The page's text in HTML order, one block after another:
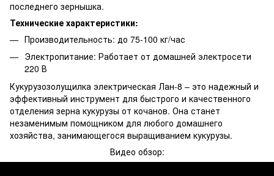
последнего зернышка.
Технические характеристики:
Производительность: до 75-100 кг/час
Электропитание: Работает от домашней электросети
220 В
Кукурузозолущилка электрическая Лан-8 – это надежный и
эффективный инструмент для быстрого и качественного
отделения зерна кукурузы от кочанов. Она станет
незаменимым помощником для любого домашнего
хозяйства, занимающегося выращиванием кукурузы.
Видео обзор: